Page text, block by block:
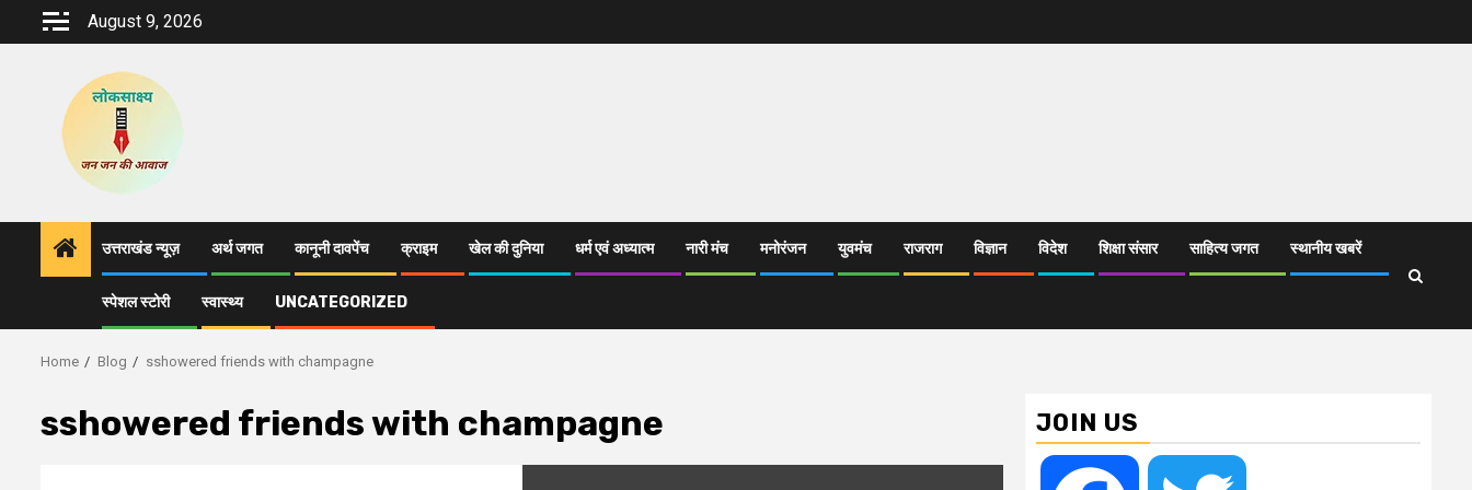
August 9, 2026
उत्तराखंड न्यूज़ अर्थ जगत कानूनी दावपेंच क्राइम खेल की दुनिया धर्म एवं अध्यात्म नारी मंच मनोरंजन युवमंच राजराग विज्ञान विदेश शिक्षा संसार साहित्य जगत स्थानीय खबरें
स्पेशल स्टोरी स्वास्थ्य UNCATEGORIZED
Home Blog sshowered friends with champagne
sshowered friends with champagne JOIN US